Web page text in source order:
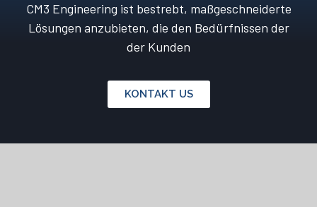
CM3 Engineering ist bestrebt, maßgeschneiderte
Lösungen anzubieten, die den Bedürfnissen der
der Kunden
KONTAKT US